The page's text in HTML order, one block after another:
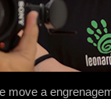
move a